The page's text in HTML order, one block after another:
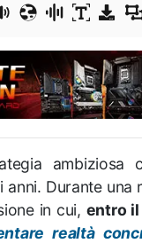
ambiziosa
Durante una
in cui, entro
realtà